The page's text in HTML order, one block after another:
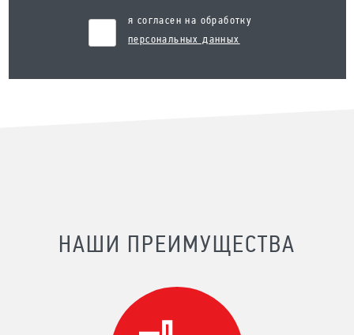
я согласен на обработку
персональных данных
НАШИ ПРЕИМУЩЕСТВА